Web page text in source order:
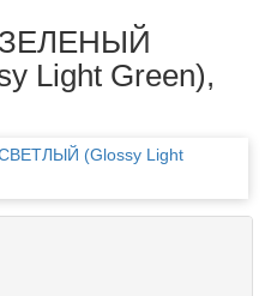
ЗЕЛЕНЫЙ
Light Green),